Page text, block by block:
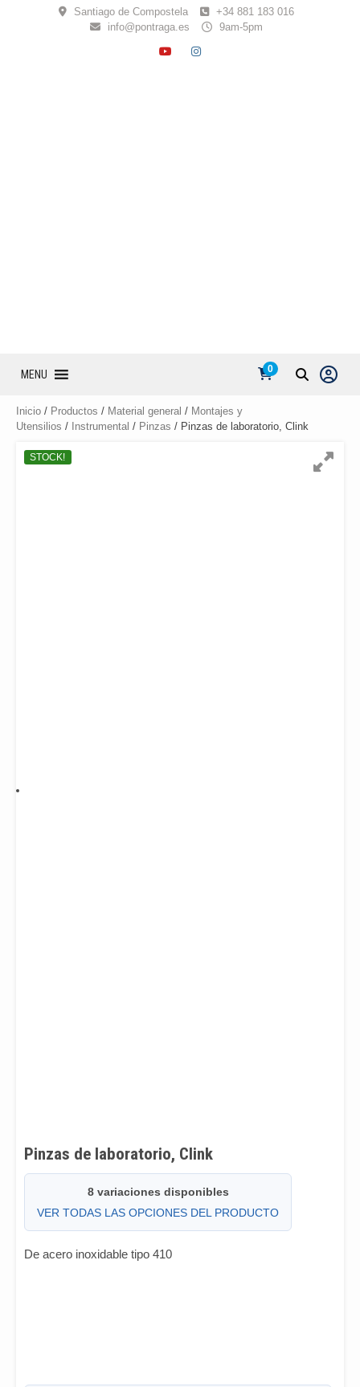
Santiago de Compostela
+34 881 183 016
info@pontraga.es
9am-5pm
YOUTUBE
INSTAGRAM
MENU 0
Inicio / Productos / Material general / Montajes y
Utensilios / Instrumental / Pinzas / Pinzas de laboratorio, Clink
STOCK!
Pinzas de laboratorio, Clink
8 variaciones disponibles
VER TODAS LAS OPCIONES DEL PRODUCTO
De acero inoxidable tipo 410